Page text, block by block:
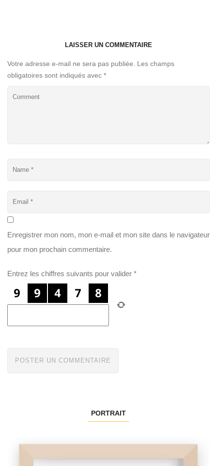
LAISSER UN COMMENTAIRE
Votre adresse e-mail ne sera pas publiée.
Les champs
obligatoires sont indiqués avec *
Enregistrer mon nom, mon e-mail et mon site dans le navigateur
pour mon prochain commentaire.
Entrez les chiffres suivants pour valider *
PORTRAIT